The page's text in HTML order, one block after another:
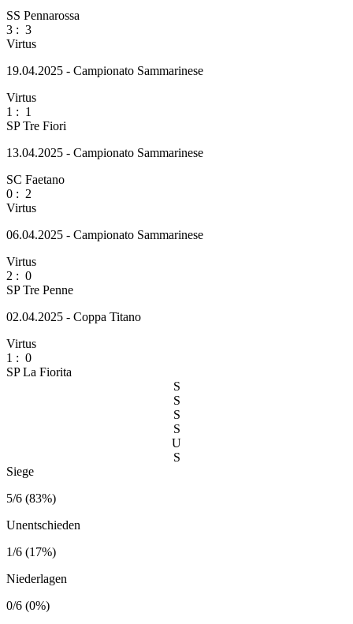
SS Pennarossa
3 : 3
Virtus
19.04.2025 - Campionato Sammarinese
Virtus
1 : 1
SP Tre Fiori
13.04.2025 - Campionato Sammarinese
SC Faetano
0 : 2
Virtus
06.04.2025 - Campionato Sammarinese
Virtus
2 : 0
SP Tre Penne
02.04.2025 - Coppa Titano
Virtus
1 : 0
SP La Fiorita
S
S
S
S
U
S
Siege
5/6 (83%)
Unentschieden
1/6 (17%)
Niederlagen
0/6 (0%)